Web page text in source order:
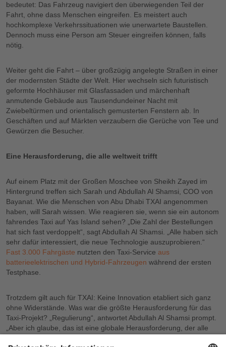
bedeutet: Das Fahrzeug navigiert den überwiegenden Teil der
Fahrt, ohne dass Menschen eingreifen. Es meistert auch
hochkomplexe Verkehrssituationen wie unerwartete Baustellen.
Dennoch muss eine Person am Steuer eingreifen können, falls
nötig.
Weiter geht die Fahrt – über großzügig angelegte Straßen in einer
der modernsten Städte der Welt. Hier wechseln sich futuristisch
geformte Hochhäuser mit Glasfassaden und märchenhaft
anmutende Gebäude aus Tausendundeiner Nacht mit
Zwiebeltürmen und orientalisch gemusterten Fenstern ab. In
Geschäften und auf Märkten verzaubern die Gerüche von Tee und
Gewürzen die Besucher.
Eine Herausforderung, die alle weltweit trifft
Auf einem Platz mit der Großen Moschee von Sheikh Zayed im
Hintergrund treffen sich Sarah und Abdullah Al Shamsi, COO von
Bayanat. Wie die Menschen von Abu Dhabi TXAI angenommen
haben, will Sarah wissen. Wie reagieren sie, wenn sie ein autonom
fahrendes Taxi auf Yas Island sehen? „Die Zahl der Bestellungen
hat sich fast verdoppelt“, sagt Abdullah Al Shamsi. „Alle haben sich
sehr dafür interessiert, die neue Technologie auszuprobieren.“
Fast 3.000 Fahrgäste nutzten den Taxi-Service aus
batterieelektrischen und Hybrid-Fahrzeugen während der ersten
Testphase.
Trotzdem gilt auch für TXAI: Keine Innovation etabliert sich ganz
ohne Widerstände. Was war die größte Herausforderung für das
Taxi-Projekt? „Regulierung“, antwortet Abdullah Al Shamsi prompt.
„Aber ich glaube, das ist eine globale Herausforderung, der alle